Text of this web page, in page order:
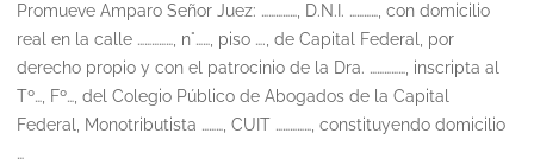
de
no
innovar"
Promueve Amparo Señor Juez: ……………, D.N.I. …………, con domicilio
real en la calle ……………, n°……, piso …., de Capital Federal, por
derecho propio y con el patrocinio de la Dra. ……………, inscripta al
Tº…, Fº…, del Colegio Público de Abogados de la Capital
Federal, Monotributista ………, CUIT ……………, constituyendo domicilio
…